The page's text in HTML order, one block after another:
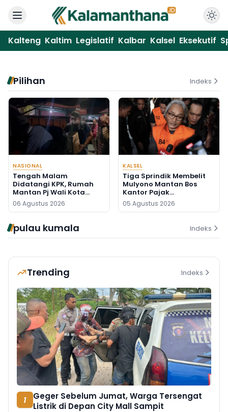
Kalteng Kaltim Legislatif Kalbar Kalsel Eksekutif
Pilihan Indeks
NASIONAL
Tengah Malam
Didatangi KPK, Rumah
Mantan Pj Wali Kota
Digeledah, Empat Koper
Dibawa
06 Agustus 2026
KALSEL
Tiga Sprindik Membelit
Mulyono Mantan Bos
Kantor Pajak
Banjarmasin
05 Agustus 2026
pulau kumala Indeks
Trending Indeks
1
Geger Sebelum Jumat, Warga Tersengat
Listrik di Depan City Mall Sampit